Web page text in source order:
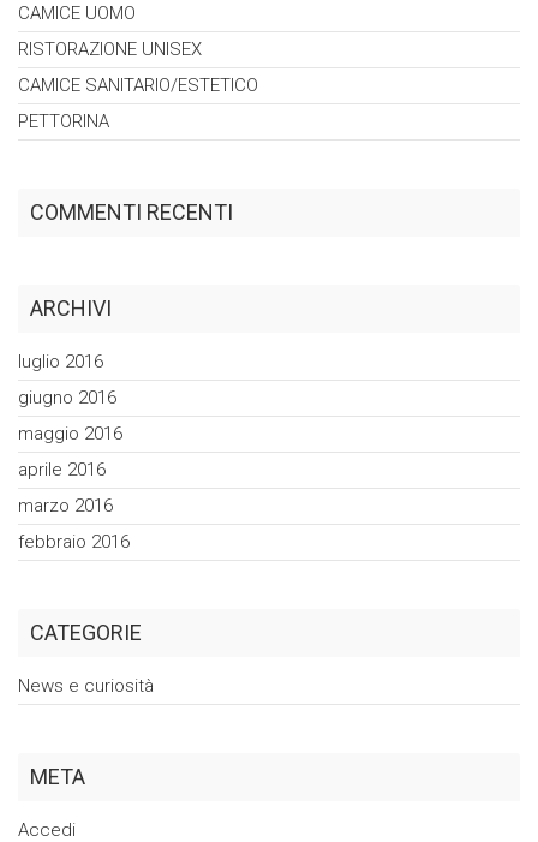
CAMICE UOMO
RISTORAZIONE UNISEX
CAMICE SANITARIO/ESTETICO
PETTORINA
COMMENTI RECENTI
ARCHIVI
luglio 2016
giugno 2016
maggio 2016
aprile 2016
marzo 2016
febbraio 2016
CATEGORIE
News e curiosità
META
Accedi